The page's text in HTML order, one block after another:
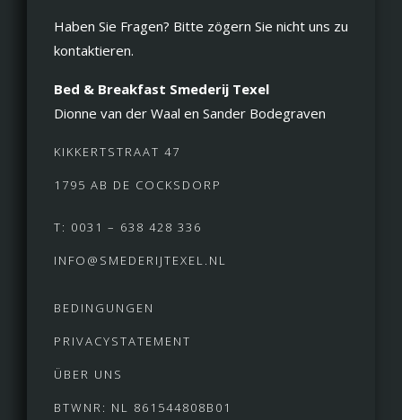
Haben Sie Fragen? Bitte zögern Sie nicht uns zu
kontaktieren.
Bed & Breakfast Smederij Texel
Dionne van der Waal en Sander Bodegraven
KIKKERTSTRAAT 47
1795 AB DE COCKSDORP
T: 0031 – 638 428 336
INFO@SMEDERIJTEXEL.NL
BEDINGUNGEN
PRIVACYSTATEMENT
ÜBER UNS
BTWNR: NL 861544808B01